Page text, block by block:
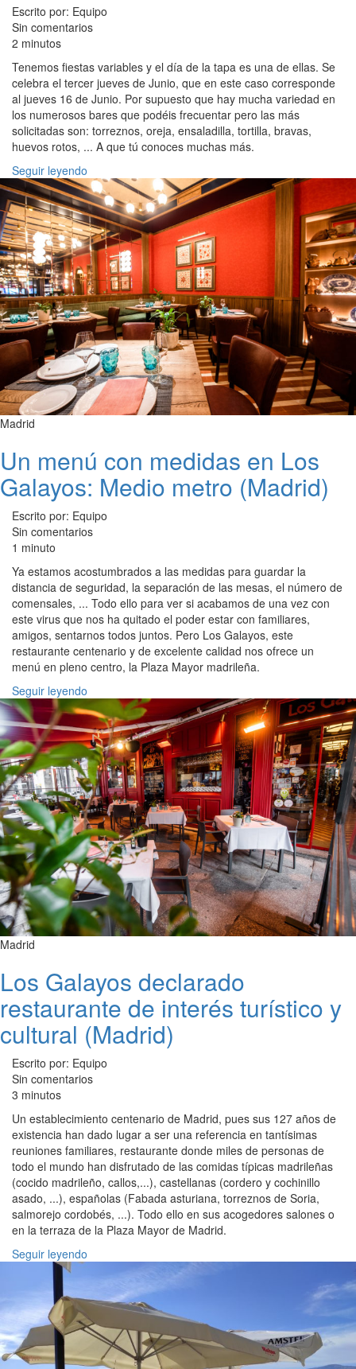
Escrito por: Equipo
Sin comentarios
2 minutos
Tenemos fiestas variables y el día de la tapa es una de ellas. Se
celebra el tercer jueves de Junio, que en este caso corresponde
al jueves 16 de Junio. Por supuesto que hay mucha variedad en
los numerosos bares que podéis frecuentar pero las más
solicitadas son: torreznos, oreja, ensaladilla, tortilla, bravas,
huevos rotos, ... A que tú conoces muchas más.
Seguir leyendo
Madrid
Un menú con medidas en Los
Galayos: Medio metro (Madrid)
Escrito por: Equipo
Sin comentarios
1 minuto
Ya estamos acostumbrados a las medidas para guardar la
distancia de seguridad, la separación de las mesas, el número de
comensales, ... Todo ello para ver si acabamos de una vez con
este virus que nos ha quitado el poder estar con familiares,
amigos, sentarnos todos juntos. Pero Los Galayos, este
restaurante centenario y de excelente calidad nos ofrece un
menú en pleno centro, la Plaza Mayor madrileña.
Seguir leyendo
Madrid
Los Galayos declarado
restaurante de interés turístico y
cultural (Madrid)
Escrito por: Equipo
Sin comentarios
3 minutos
Un establecimiento centenario de Madrid, pues sus 127 años de
existencia han dado lugar a ser una referencia en tantísimas
reuniones familiares, restaurante donde miles de personas de
todo el mundo han disfrutado de las comidas típicas madrileñas
(cocido madrileño, callos,...), castellanas (cordero y cochinillo
asado, ...), españolas (Fabada asturiana, torreznos de Soria,
salmorejo cordobés, ...). Todo ello en sus acogedores salones o
en la terraza de la Plaza Mayor de Madrid.
Seguir leyendo